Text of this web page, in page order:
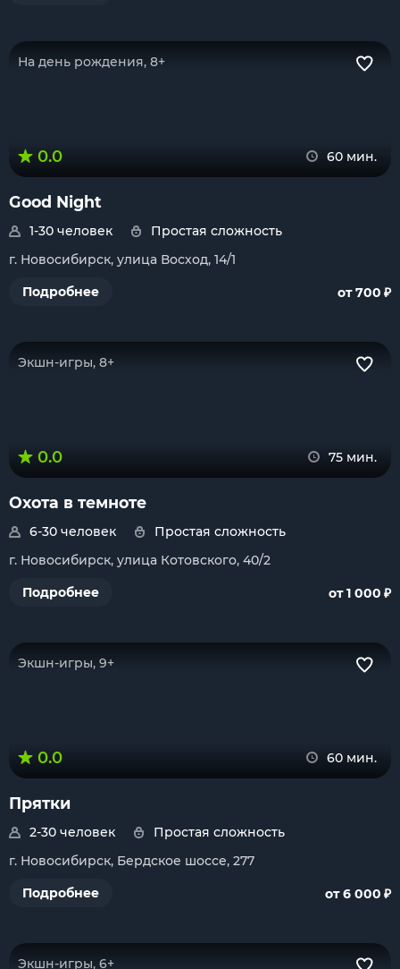
На день рождения, 8+
0.0 60 мин.
Good Night
1-30 человек
Простая сложность
г. Новосибирск, улица Восход, 14/1
Подробнее
от 700 ₽
Экшн-игры, 8+
0.0 75 мин.
Охота в темноте
6-30 человек
Простая сложность
г. Новосибирск, улица Котовского, 40/2
Подробнее
от 1 000 ₽
Экшн-игры, 9+
0.0 60 мин.
Прятки
2-30 человек
Простая сложность
г. Новосибирск, Бердское шоссе, 277
Подробнее
от 6 000 ₽
Экшн-игры, 6+